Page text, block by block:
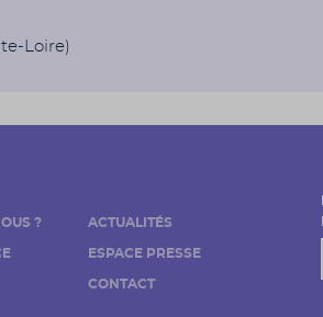
Loire)
? ACTUALITÉS
ESPACE PRESSE
CONTACT